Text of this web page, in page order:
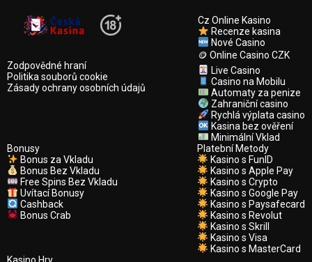
Zodpovědné hraní
Politika souborů cookie
Zásady ochrany osobních údajů
Cz Online Kasino
Recenze kasina
Nové Casino
🪙 Online Casino CZK
Live Casino
Casino na Mobilu
Automaty za penize
Zahraniční casino
Rychlá výplata casino
Kasina bez ověření
Minimální Vklad
Bonusy
Bonus za Vkladu
Bonus Bez Vkladu
Free Spins Bez Vkladu
Uvítací Bonusy
Cashback
Bonus Crab
Platební Metody
Kasino s FunID
Kasino s Apple Pay
Kasino s Crypto
Kasino s Google Pay
Kasino s Paysafecard
Kasino s Revolut
Kasino s Skrill
Kasino s Visa
Kasino s MasterCard